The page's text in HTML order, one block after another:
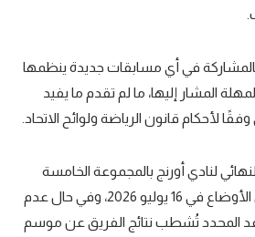
في أي مسابقات جديدة ينظمها
المهلة المشار إليها، ما لم تقدم ما يفيد
لأحكام قانون الرياضة ولوائح الاتحاد.
لنادي أورنج بالمجموعة الخامسة
لحين انتهاء مهلة توفيق الأوضاع في 16 يوليو 2026، وفي حال عدم
المحدد تُشطب نتائج الفريق عن موسم